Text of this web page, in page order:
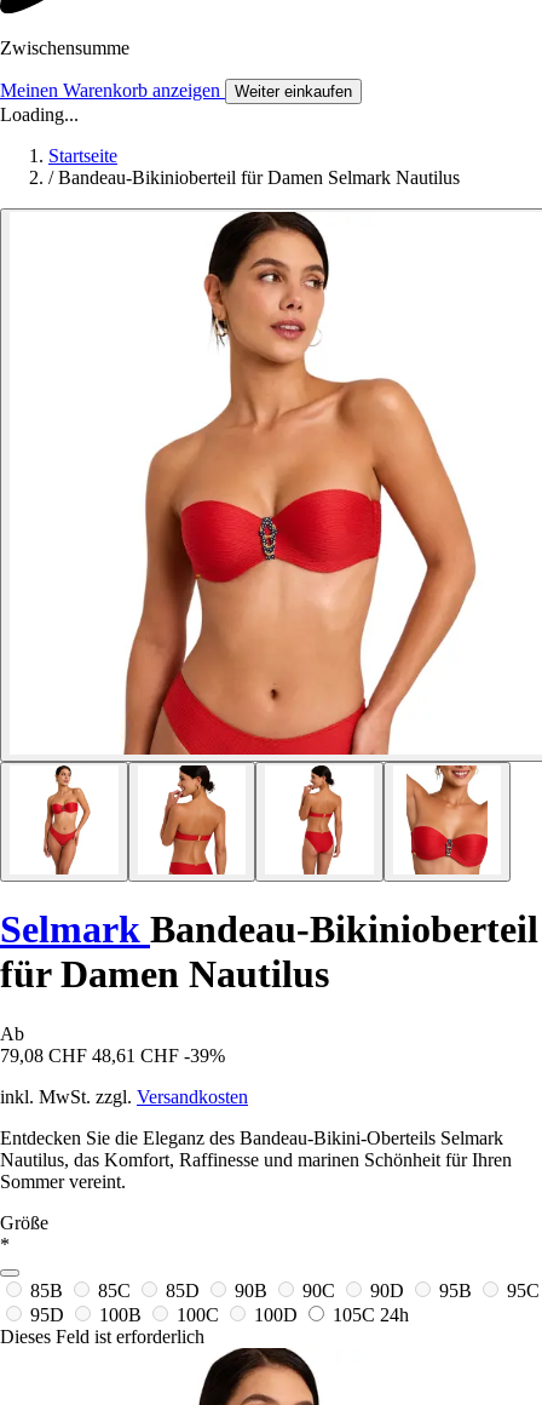
Zwischensumme
Meinen Warenkorb anzeigen Weiter einkaufen
Loading...
Startseite
/ Bandeau-Bikinioberteil für Damen Selmark Nautilus
Selmark Bandeau-Bikinioberteil
für Damen Nautilus
Ab
79,08 CHF 48,61 CHF -39%
inkl. MwSt. zzgl. Versandkosten
Entdecken Sie die Eleganz des Bandeau-Bikini-Oberteils Selmark
Nautilus, das Komfort, Raffinesse und marinen Schönheit für Ihren
Sommer vereint.
Größe
*
85B 85C 85D 90B 90C 90D 95B
95C
95D
100B 100C 100D 105C 24h
Dieses Feld ist erforderlich